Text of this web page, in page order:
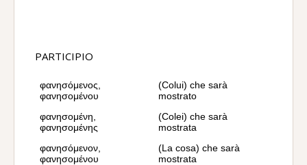
PARTICIPIO
φανησόμενος,
φανησομένου
(Colui) che sarà
mostrato
φανησομένη,
φανησομένης
(Colei) che sarà
mostrata
φανησόμενον,
φανησομένου
(La cosa) che sarà
mostrata